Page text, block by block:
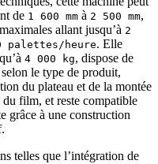
de 1 600 mm à 2 500 mm,
allant jusqu’à 2
palettes/heure. Elle
4 000 kg, dispose de
le type de produit,
du plateau et de la montée
film, et reste compatible
grâce à une construction
telles que l’intégration de